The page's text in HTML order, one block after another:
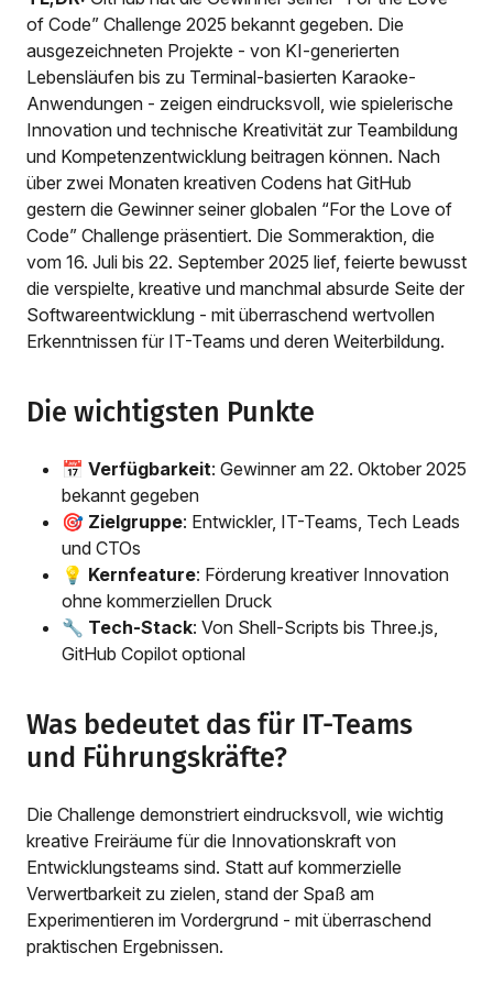
of Code” Challenge 2025 bekannt gegeben. Die
ausgezeichneten Projekte - von KI-generierten
Lebensläufen bis zu Terminal-basierten Karaoke-
Anwendungen - zeigen eindrucksvoll, wie spielerische
Innovation und technische Kreativität zur Teambildung
und Kompetenzentwicklung beitragen können. Nach
über zwei Monaten kreativen Codens hat GitHub
gestern die Gewinner seiner globalen “For the Love of
Code” Challenge präsentiert. Die Sommeraktion, die
vom 16. Juli bis 22. September 2025 lief, feierte bewusst
die verspielte, kreative und manchmal absurde Seite der
Softwareentwicklung - mit überraschend wertvollen
Erkenntnissen für IT-Teams und deren Weiterbildung.
Die wichtigsten Punkte
📅 Verfügbarkeit: Gewinner am 22. Oktober 2025
bekannt gegeben
🎯 Zielgruppe: Entwickler, IT-Teams, Tech Leads
und CTOs
💡 Kernfeature: Förderung kreativer Innovation
ohne kommerziellen Druck
🔧 Tech-Stack: Von Shell-Scripts bis Three.js,
GitHub Copilot optional
Was bedeutet das für IT-Teams
und Führungskräfte?
Die Challenge demonstriert eindrucksvoll, wie wichtig
kreative Freiräume für die Innovationskraft von
Entwicklungsteams sind. Statt auf kommerzielle
Verwertbarkeit zu zielen, stand der Spaß am
Experimentieren im Vordergrund - mit überraschend
praktischen Ergebnissen.